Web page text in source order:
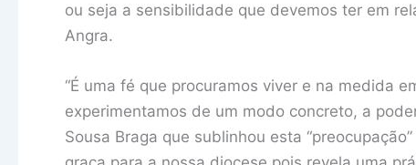
ou seja a sensibilidade que devemos ter em
Angra.
“É uma fé que procuramos viver e na medida
experimentamos de um modo concreto, a
Sousa Braga que sublinhou esta